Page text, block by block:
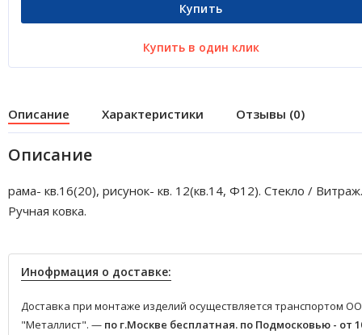
Купить
Купить в один клик
Описание Характеристики Отзывы (0)
Описание
рама- кв.16(20), рисунок- кв. 12(кв.14, Ф12). Стекло / Витраж.
Ручная ковка.
Инофрмация о доставке:
Доставка при монтаже изделий осуществляется транспортом
"Металлист". — по г.Москве бесплатная. по Подмосковью - от